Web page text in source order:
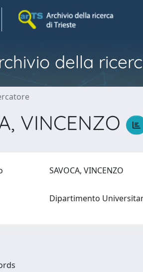
della
VINCENZO
SAVOCA, VINCENZO
Dipartimento